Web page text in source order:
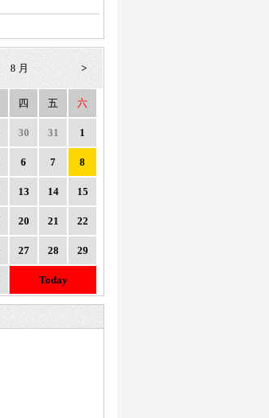
8 月 >
四 五 六
30 31 1
6 7 8
13 14 15
20 21 22
27 28 29
Today